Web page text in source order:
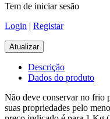
Tem de iniciar sesão
Login | Registar
Descrição
Dados do produto
Não deve conservar no frio
suas propriedades pelo